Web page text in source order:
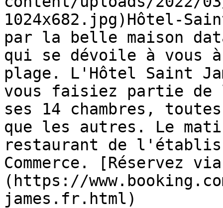
1024x682.jpg)Hôtel-
par la belle maison
qui se dévoile à vous
plage. L'Hôtel Saint
vous faisiez partie de
ses 14 chambres,
que les autres. Le
restaurant de
Commerce. [Réservez
(https://
james.fr.html)